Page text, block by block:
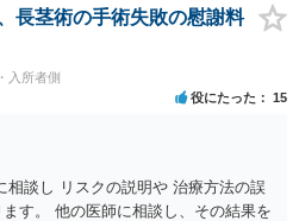
でケースバイケースなので、今回の事
は言い切れませんが、過去の裁判例を
片目の視力がほぼ失われたような事
が認められた事案もあります。 医療
対応になることが多いため、交渉を
士委任された方がよいのではないか
長茎術の手術失敗の慰謝料
入所者側
役にたった 15
相談し リスクの説明や 治療方法の誤
す。 他の医師に相談し、その結果を